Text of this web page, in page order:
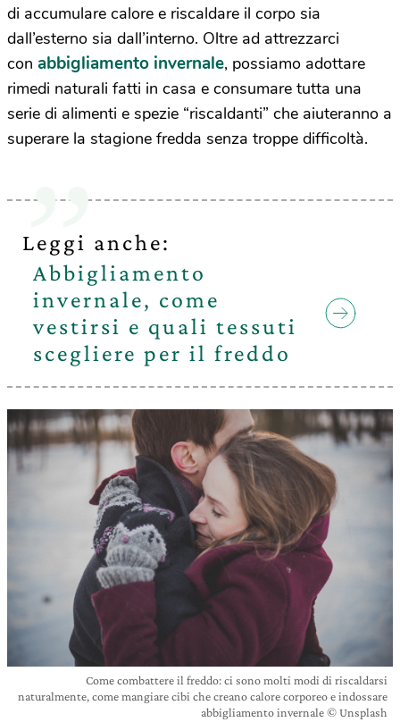
di accumulare calore e riscaldare il corpo sia
dall’esterno sia dall’interno. Oltre ad attrezzarci
con abbigliamento invernale, possiamo adottare
rimedi naturali fatti in casa e consumare tutta una
serie di alimenti e spezie “riscaldanti” che aiuteranno a
superare la stagione fredda senza troppe difficoltà.
Leggi anche:
Abbigliamento
invernale, come
vestirsi e quali tessuti
scegliere per il freddo
Come combattere il freddo: ci sono molti modi di riscaldarsi
naturalmente, come mangiare cibi che creano calore corporeo e indossare
abbigliamento invernale © Unsplash